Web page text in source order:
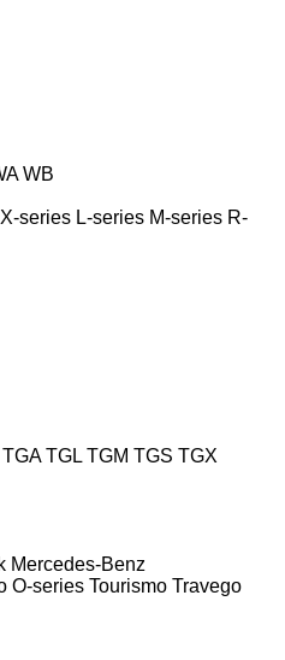
WB
series L-series M-series R-
TGA TGL TGM TGS TGX
Mercedes-Benz
O-series Tourismo Travego